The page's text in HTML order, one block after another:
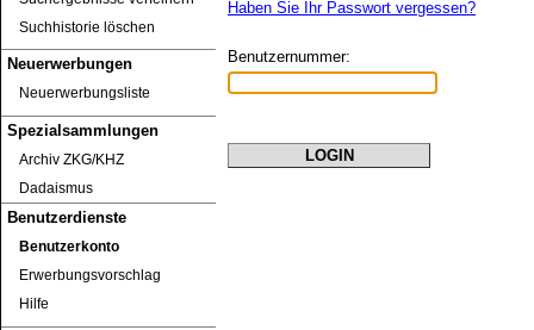
Suchhistorie löschen
Neuerwerbungen
Neuerwerbungsliste
Spezialsammlungen
Archiv ZKG/KHZ
Dadaismus
Benutzerdienste
Benutzerkonto
Erwerbungsvorschlag
Hilfe
Haben Sie Ihr Passwort vergessen?
Benutzernummer: